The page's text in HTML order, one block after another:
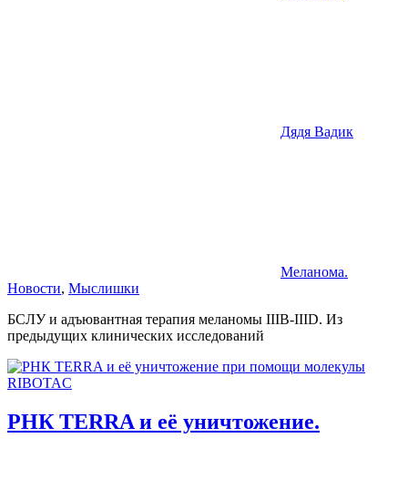
Дядя Вадик
Меланома.
Новости, Мыслишки
БСЛУ и адъювантная терапия меланомы IIIB-IIID. Из
предыдущих клинических исследований
РНК TERRA и её уничтожение.